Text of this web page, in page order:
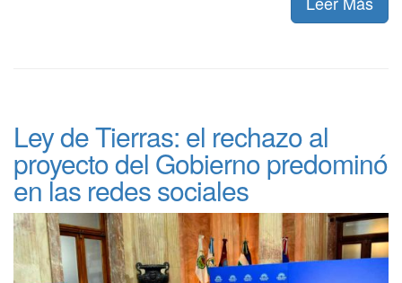
Ley de Tierras: el rechazo al
proyecto del Gobierno predominó
en las redes sociales